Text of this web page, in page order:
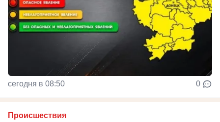
сегодня в 08:50 0
Происшествия